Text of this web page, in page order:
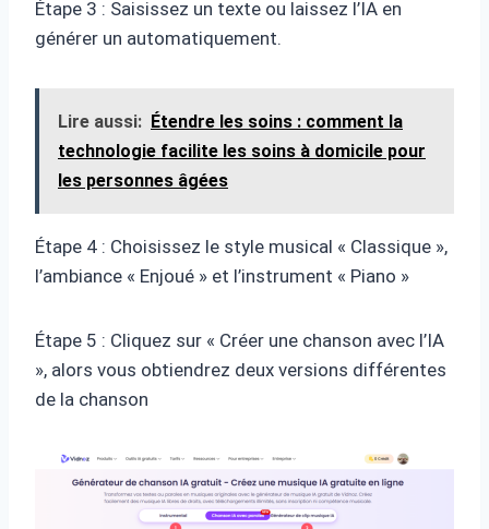
Étape 3 : Saisissez un texte ou laissez l’IA en
générer un automatiquement.
Lire aussi: Étendre les soins : comment la
technologie facilite les soins à domicile pour
les personnes âgées
Étape 4 : Choisissez le style musical « Classique »,
l’ambiance « Enjoué » et l’instrument « Piano »
Étape 5 : Cliquez sur « Créer une chanson avec l’IA
», alors vous obtiendrez deux versions différentes
de la chanson